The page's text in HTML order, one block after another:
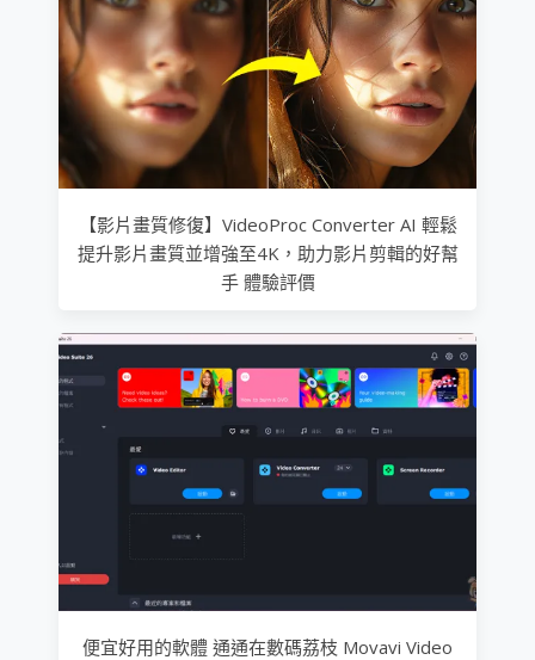
【影片畫質修復】VideoProc Converter AI 輕鬆
提升影片畫質並增強至4K，助力影片剪輯的好幫
手 體驗評價
便宜好用的軟體 通通在數碼荔枝 Movavi Video